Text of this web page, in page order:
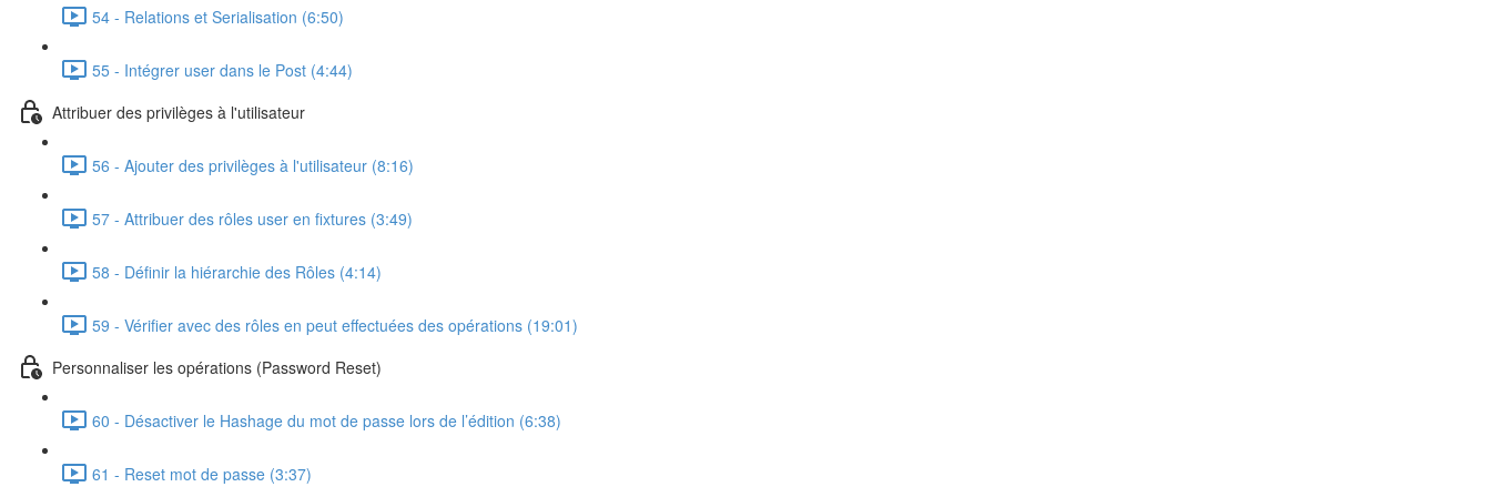
54 - Relations et Serialisation (6:50)
55 - Intégrer user dans le Post (4:44)
Attribuer des privilèges à l'utilisateur
56 - Ajouter des privilèges à l'utilisateur (8:16)
57 - Attribuer des rôles user en fixtures (3:49)
58 - Définir la hiérarchie des Rôles (4:14)
59 - Vérifier avec des rôles en peut effectuées des opérations (19:01)
Personnaliser les opérations (Password Reset)
60 - Désactiver le Hashage du mot de passe lors de l’édition (6:38)
61 - Reset mot de passe (3:37)